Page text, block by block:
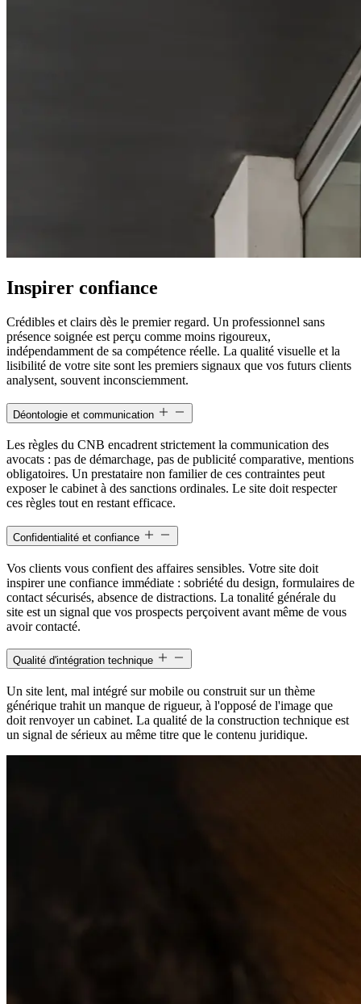
Inspirer confiance
Crédibles et clairs dès le premier regard. Un professionnel sans
présence soignée est perçu comme moins rigoureux,
indépendamment de sa compétence réelle. La qualité visuelle et la
lisibilité de votre site sont les premiers signaux que vos futurs clients
analysent, souvent inconsciemment.
Déontologie et communication
Les règles du CNB encadrent strictement la communication des
avocats : pas de démarchage, pas de publicité comparative, mentions
obligatoires. Un prestataire non familier de ces contraintes peut
exposer le cabinet à des sanctions ordinales. Le site doit respecter
ces règles tout en restant efficace.
Confidentialité et confiance
Vos clients vous confient des affaires sensibles. Votre site doit
inspirer une confiance immédiate : sobriété du design, formulaires de
contact sécurisés, absence de distractions. La tonalité générale du
site est un signal que vos prospects perçoivent avant même de vous
avoir contacté.
Qualité d'intégration technique
Un site lent, mal intégré sur mobile ou construit sur un thème
générique trahit un manque de rigueur, à l'opposé de l'image que
doit renvoyer un cabinet. La qualité de la construction technique est
un signal de sérieux au même titre que le contenu juridique.